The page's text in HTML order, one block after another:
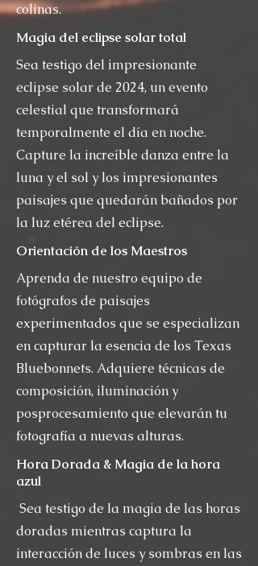
colinas.
Magia del eclipse solar total
Sea testigo del impresionante
eclipse solar de 2024, un evento
celestial que transformará
temporalmente el día en noche.
Capture la increíble danza entre la
luna y el sol y los impresionantes
paisajes que quedarán bañados por
la luz etérea del eclipse.
Orientación de los Maestros
Aprenda de nuestro equipo de
fotógrafos de paisajes
experimentados que se especializan
en capturar la esencia de los Texas
Bluebonnets. Adquiere técnicas de
composición, iluminación y
posprocesamiento que elevarán tu
fotografía a nuevas alturas.
Hora Dorada & Magia de la hora
azul
Sea testigo de la magia de las horas
doradas mientras captura la
interacción de luces y sombras en las